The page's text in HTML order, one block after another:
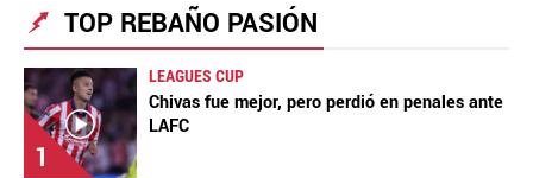
TOP REBAÑO PASIÓN
1
LEAGUES CUP
Chivas fue mejor, pero perdió en penales ante
LAFC